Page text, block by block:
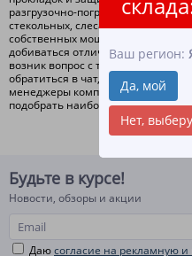
Ваш регион:
Да, мой
Нет,
разгрузочно-погрузочных
стекольных, слесарных цехах.
собственных мощностях
добиваться отличного качества
возник вопрос с тем как выбрать
обратиться в чат, либо по
менеджеры компании ЛидерТекс,
подобрать наиболее подходящий
Будьте в курсе!
Новости, обзоры и акции
Даюсогласие на рекламную